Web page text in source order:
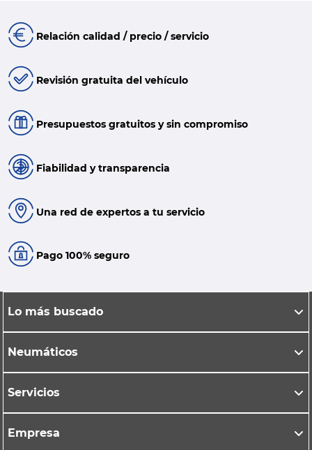
Relación calidad / precio / servicio
Revisión gratuita del vehículo
Presupuestos gratuitos y sin compromiso
Fiabilidad y transparencia
Una red de expertos a tu servicio
Pago 100% seguro
Lo más buscado
Neumáticos
Servicios
Empresa